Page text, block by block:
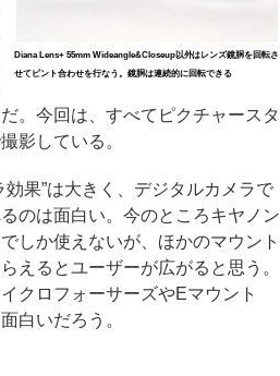
Diana Lens+ 55mm Wideangle&Closeup以外はレンズ鏡胴を回転さ
せてピント合わせを行なう。鏡胴は連続的に回転できる
。今回は、すべてピクチャースタ
影している。
果”は大きく、デジタルカメラで
のは面白い。今のところキヤノン
しか使えないが、ほかのマウント
えるとユーザーが広がると思う。
クロフォーサーズやEマウント
白いだろう。